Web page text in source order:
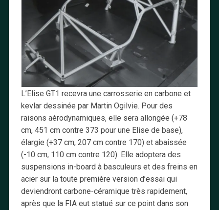
L’Elise GT1 recevra une carrosserie en carbone et
kevlar dessinée par Martin Ogilvie. Pour des
raisons aérodynamiques, elle sera allongée (+78
cm, 451 cm contre 373 pour une Elise de base),
élargie (+37 cm, 207 cm contre 170) et abaissée
(-10 cm, 110 cm contre 120). Elle adoptera des
suspensions in-board à basculeurs et des freins en
acier sur la toute première version d’essai qui
deviendront carbone-céramique très rapidement,
après que la FIA eut statué sur ce point dans son